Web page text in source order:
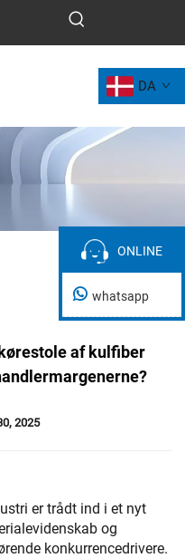
DA
af kulfiber
2025
er trådt ind i et nyt
og
konkurrencedrivere.
ONLINE
ONLINE
whatsapp